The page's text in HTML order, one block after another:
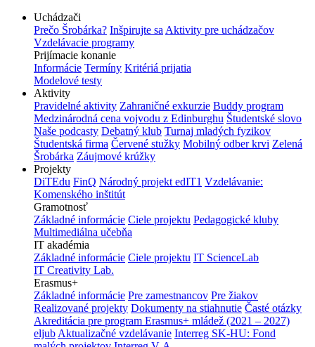
Uchádzači
Prečo Šrobárka? Inšpirujte sa Aktivity pre uchádzačov
Vzdelávacie programy
Prijímacie konanie
Informácie Termíny Kritériá prijatia
Modelové testy
Aktivity
Pravidelné aktivity Zahraničné exkurzie Buddy program
Medzinárodná cena vojvodu z Edinburghu Študentské slovo
Naše podcasty Debatný klub Turnaj mladých fyzikov
Študentská firma Červené stužky Mobilný odber krvi Zelená
Šrobárka Záujmové krúžky
Projekty
DiTEdu FinQ Národný projekt edIT1 Vzdelávanie:
Komenského inštitút
Gramotnosť
Základné informácie Ciele projektu Pedagogické kluby
Multimediálna učebňa
IT akadémia
Základné informácie Ciele projektu IT ScienceLab
IT Creativity Lab.
Erasmus+
Základné informácie Pre zamestnancov Pre žiakov
Realizované projekty Dokumenty na stiahnutie Časté otázky
Akreditácia pre program Erasmus+ mládež (2021 – 2027)
eljub Aktualizačné vzdelávanie Interreg SK-HU: Fond